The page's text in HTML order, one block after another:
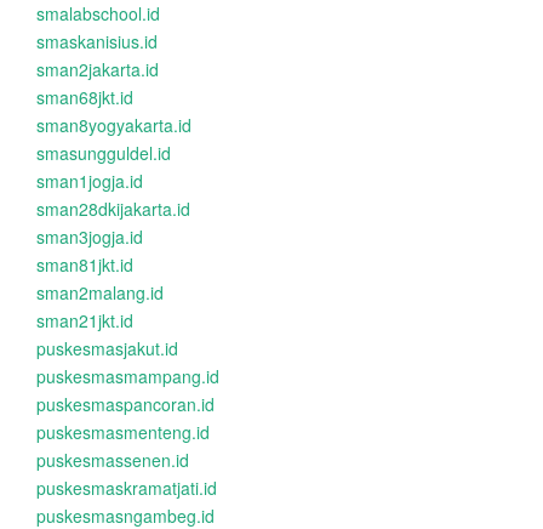
smalabschool.id
smaskanisius.id
sman2jakarta.id
sman68jkt.id
sman8yogyakarta.id
smasungguldel.id
sman1jogja.id
sman28dkijakarta.id
sman3jogja.id
sman81jkt.id
sman2malang.id
sman21jkt.id
puskesmasjakut.id
puskesmasmampang.id
puskesmaspancoran.id
puskesmasmenteng.id
puskesmassenen.id
puskesmaskramatjati.id
puskesmasngambeg.id